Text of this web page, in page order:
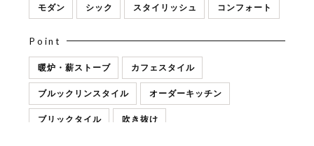
モダン シック スタイリッシュ コンフォート
Point
暖炉・薪ストーブ カフェスタイル
ブルックリンスタイル オーダーキッチン
ブリックタイル 吹き抜け